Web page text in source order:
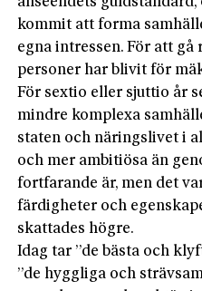
kommit att forma
egna intressen. För att gå
personer har blivit för
För sextio eller sjuttio år
mindre komplexa
staten och näringslivet i
och mer ambitiösa än
fortfarande är, men det
färdigheter och
skattades högre.
Idag tar ”de bästa och
”de hyggliga och